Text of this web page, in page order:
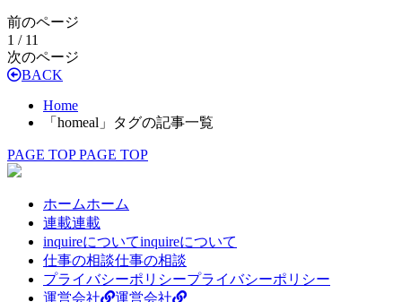
前のページ
1 / 11
次のページ
BACK
Home
「homeal」タグの記事一覧
PAGE TOP PAGE TOP
ホームホーム
連載連載
inquireについてinquireについて
仕事の相談仕事の相談
プライバシーポリシープライバシーポリシー
運営会社
運営会社